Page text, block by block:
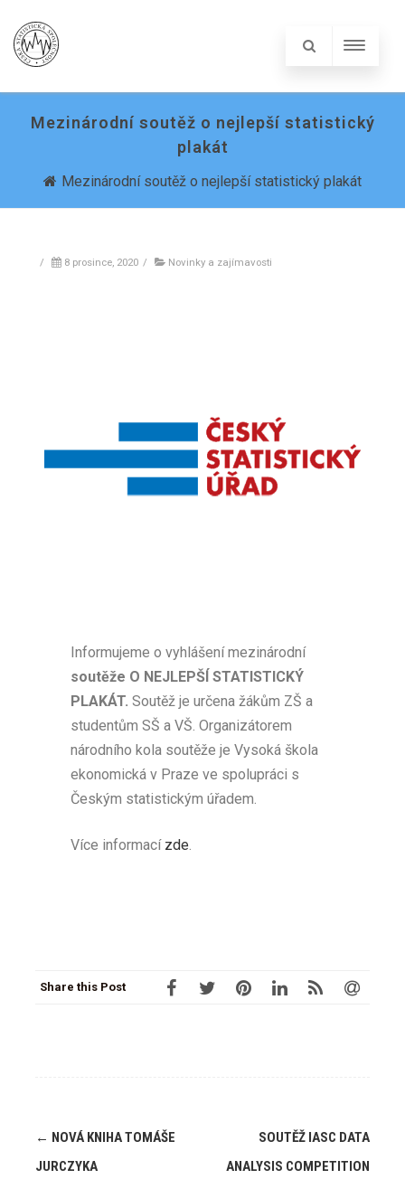
Mezinárodní soutěž o nejlepší statistický
plakát
Mezinárodní soutěž o nejlepší statistický plakát
/ 8 prosince, 2020 / Novinky a zajímavosti
Informujeme o vyhlášení mezinárodní
soutěže O NEJLEPŠÍ STATISTICKÝ
PLAKÁT. Soutěž je určena žákům ZŠ a
studentům SŠ a VŠ. Organizátorem
národního kola soutěže je Vysoká škola
ekonomická v Praze ve spolupráci s
Českým statistickým úřadem.
Více informací zde
Share this Post
← NOVÁ KNIHA TOMÁŠE
JURCZYKA
SOUTĚŽ IASC DATA
ANALYSIS COMPETITION